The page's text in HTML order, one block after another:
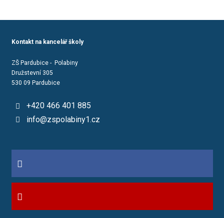
Kontakt na kancelář školy
ZŠ Pardubice - Polabiny
Družstevní 305
530 09 Pardubice
+420 466 401 885
info@zspolabiny1.cz